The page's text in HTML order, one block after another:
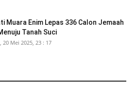
Muara Enim Lepas 336 Calon Jemaah
Tanah Suci
20 Mei 2025, 23 : 17